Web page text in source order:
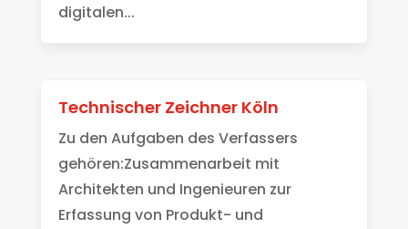
digitalen...
Technischer Zeichner Köln
Zu den Aufgaben des Verfassers
gehören:Zusammenarbeit mit
Architekten und Ingenieuren zur
Erfassung von Produkt- und